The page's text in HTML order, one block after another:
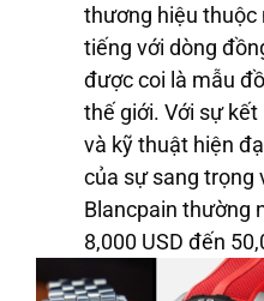
thương hiệu thuộc
tiếng với dòng
được coi là mẫu
thế giới. Với sự
và kỹ thuật hiện
của sự sang trọng
Blancpain thường
8,000 USD đến